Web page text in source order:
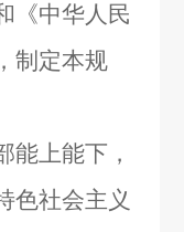
《中华人民
制定本规
上能下，
色社会主义